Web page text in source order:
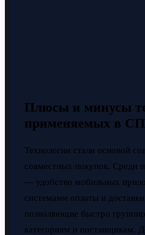
Плюсы и минусы
применяемых в СП
Технологии стали основой
совместных покупок. Среди
— удобство мобильных
системами оплаты и
позволяющие быстро
категориям и поставщикам.